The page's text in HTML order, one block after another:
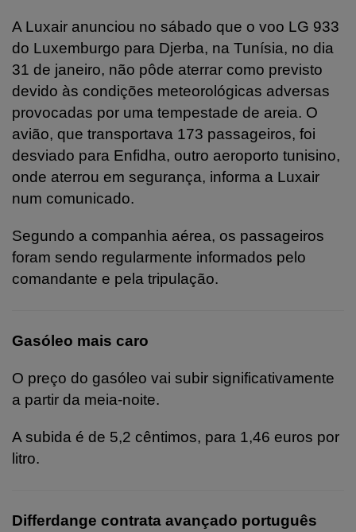
A Luxair anunciou no sábado que o voo LG 933
do Luxemburgo para Djerba, na Tunísia, no dia
31 de janeiro, não pôde aterrar como previsto
devido às condições meteorológicas adversas
provocadas por uma tempestade de areia. O
avião, que transportava 173 passageiros, foi
desviado para Enfidha, outro aeroporto tunisino,
onde aterrou em segurança, informa a Luxair
num comunicado.
Segundo a companhia aérea, os passageiros
foram sendo regularmente informados pelo
comandante e pela tripulação.
Gasóleo mais caro
O preço do gasóleo vai subir significativamente
a partir da meia-noite.
A subida é de 5,2 cêntimos, para 1,46 euros por
litro.
Differdange contrata avançado português